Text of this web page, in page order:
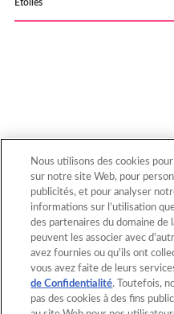
Etoiles
Retour
Page d'accueil
Modèles
Nous utilisons des cookies
sur notre site Web, pour
publicités, et pour analyser
informations sur l’utilisation
des partenaires du domaine de
peuvent les associer avec
avez fournies ou qu'ils ont
vous avez faite de leurs
de Confidentialité. Toutefois,
pas des cookies à des fins